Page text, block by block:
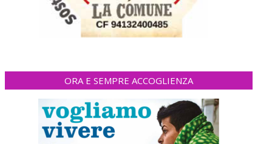
ORA E SEMPRE ACCOGLIENZA